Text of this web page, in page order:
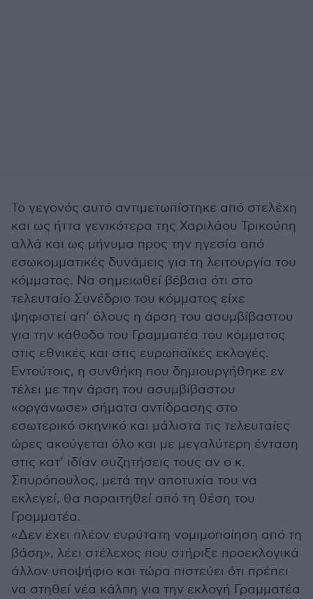
Το γεγονός αυτό αντιμετωπίστηκε από στελέχη
και ως ήττα γενικότερα της Χαριλάου Τρικούπη
αλλά και ως μήνυμα προς την ηγεσία από
εσωκομματικές δυνάμεις για τη λειτουργία του
κόμματος. Να σημειωθεί βέβαια ότι στο
τελευταίο Συνέδριο του κόμματος είχε
ψηφιστεί απ’ όλους η άρση του ασυμβίβαστου
για την κάθοδο του Γραμματέα του κόμματος
στις εθνικές και στις ευρωπαϊκές εκλογές.
Εντούτοις, η συνθήκη που δημιουργήθηκε εν
τέλει με την άρση του ασυμβίβαστου
«οργάνωσε» σήματα αντίδρασης στο
εσωτερικό σκηνικό και μάλιστα τις τελευταίες
ώρες ακούγεται όλο και με μεγαλύτερη ένταση
στις κατ’ ιδίαν συζητήσεις τους αν ο κ.
Σπυρόπουλος, μετά την αποτυχία του να
εκλεγεί, θα παραιτηθεί από τη θέση του
Γραμματέα.
«Δεν έχει πλέον ευρύτατη νομιμοποίηση από τη
βάση», λέει στέλεχος που στήριξε προεκλογικά
άλλον υποψήφιο και τώρα πιστεύει ότι πρέπει
να στηθεί νέα κάλπη για την εκλογή Γραμματέα